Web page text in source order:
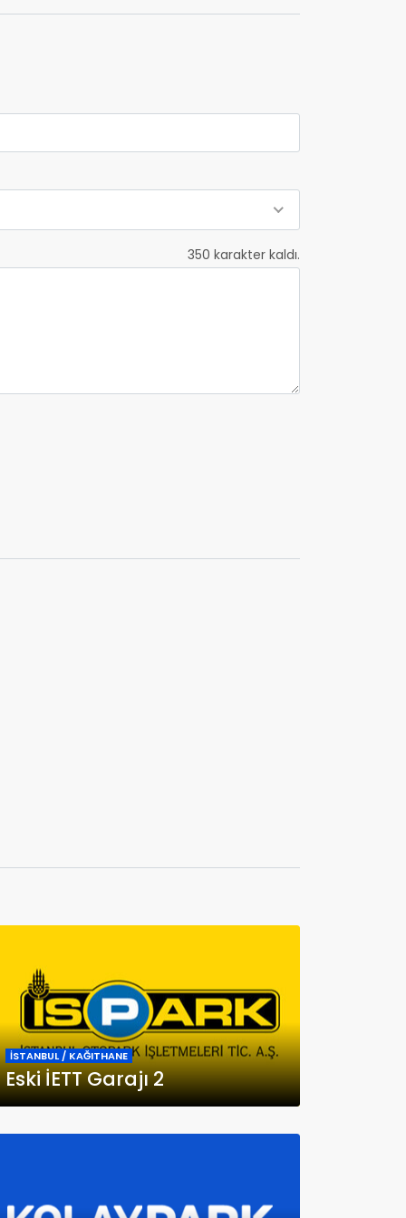
350 karakter kaldı.
İSTANBUL / KAĞITHANE
Eski İETT Garajı 2